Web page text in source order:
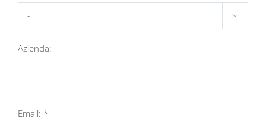

Azienda:
Email: *